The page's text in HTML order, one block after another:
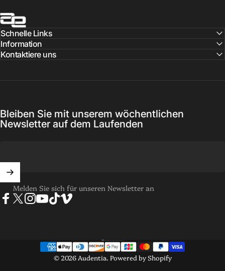
Audentia
Schnelle Links
Information
Kontaktiere uns
Bleiben Sie mit unserem wöchentlichen
Newsletter auf dem Laufenden
Melden Sie sich für unseren Newsletter an
© 2026 Audentia. Powered by Shopify
Sprache